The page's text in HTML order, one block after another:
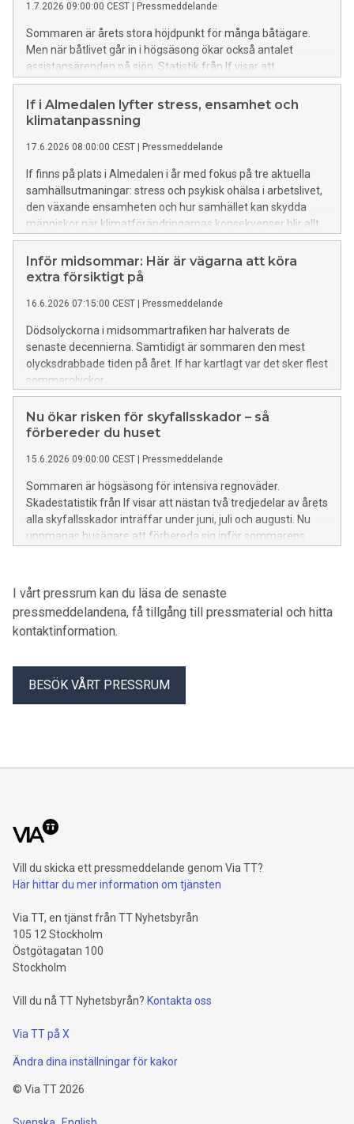
1.7.2026 09:00:00 CEST Pressmeddelande
Sommaren är årets stora höjdpunkt för många båtägare.
Men när båtlivet går in i högsäsong ökar också antalet
assistansärenden på sjön. Statistik från If visar att
motorproblem är den vanligaste orsaken till att svenska
fritidsbåtar behöver hjälp ute på vattnet. Även sjunkning och
grundstötningar hör till de vanligaste anledningarna till att
If i Almedalen lyfter stress, ensamhet och
klimatanpassning
17.6.2026 08:00:00 CEST Pressmeddelande
If finns på plats i Almedalen i år med fokus på tre aktuella
samhällsutmaningar: stress och psykisk ohälsa i arbetslivet,
den växande ensamheten och hur samhället kan skydda
människor när klimatförändringarnas konsekvenser blir allt
tydligare.
Inför midsommar: Här är vägarna att köra
extra försiktigt på
16.6.2026 07:15:00 CEST Pressmeddelande
Dödsolyckorna i midsommartrafiken har halverats de
senaste decennierna. Samtidigt är sommaren den mest
olycksdrabbade tiden på året. If har kartlagt var det sker flest
sommarolyckor.
Nu ökar risken för skyfallsskador – så
förbereder du huset
15.6.2026 09:00:00 CEST Pressmeddelande
Sommaren är högsäsong för intensiva regnoväder.
Skadestatistik från If visar att nästan två tredjedelar av årets
alla skyfallsskador inträffar under juni, juli och augusti. Nu
uppmanas husägare att förbereda sig inför sommarens
I vårt pressrum kan du läsa de senaste
pressmeddelandena, få tillgång till pressmaterial och hitta
kontaktinformation.
BESÖK VÅRT PRESSRUM
Vill du skicka ett pressmeddelande genom Via TT?
Här hittar du mer information om tjänsten
Via TT, en tjänst från TT Nyhetsbyrån
105 12 Stockholm
Östgötagatan 100
Stockholm
Vill du nå TT Nyhetsbyrån? Kontakta oss
Via TT på X
Ändra dina inställningar för kakor
© Via TT 2026